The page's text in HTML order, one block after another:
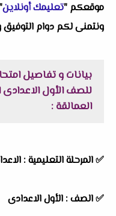
موقعكم "تعليمك أونلاين
ونتمنى لكم دوام التوفيق
العمالقة :
✅المرحلة التعليمية :
✅الصف : الأول الاعدادى